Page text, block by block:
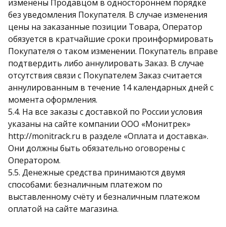
изменены Продавцом в одностороннем порядке
без уведомления Покупателя. В случае изменения
цены на заказанные позиции Товара, Оператор
обязуется в кратчайшие сроки проинформировать
Покупателя о таком изменении. Покупатель вправе
подтвердить либо аннулировать Заказ. В случае
отсутствия связи с Покупателем Заказ считается
аннулированным в течение 14 календарных дней с
момента оформления.
5.4. На все заказы с доставкой по России условия
указаны на сайте компании ООО «Монитрек»
http://monitrack.ru в разделе «Оплата и доставка».
Они должны быть обязательно оговорены с
Оператором.
5.5. Денежные средства принимаются двумя
способами: безналичным платежом по
выставленному счёту и безналичным платежом
оплатой на сайте магазина.